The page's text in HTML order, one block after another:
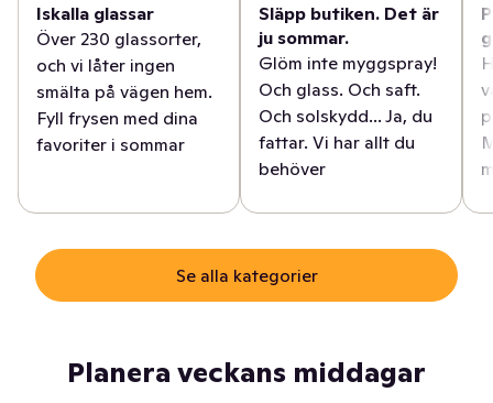
Iskalla glassar
Över 230 glassorter,
och vi låter ingen
smälta på vägen hem.
Fyll frysen med dina
favoriter i sommar
Släpp butiken. Det är
ju sommar.
Glöm inte myggspray!
Och glass. Och saft.
Och solskydd... Ja, du
fattar. Vi har allt du
behöver
Se alla kategorier
Planera veckans middagar